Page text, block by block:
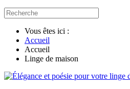
Vous êtes ici :
Accueil
Accueil
Linge de maison